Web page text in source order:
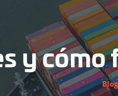
Almacén y distribución
Transportación terrestre
Transportación marítima
y
Blog